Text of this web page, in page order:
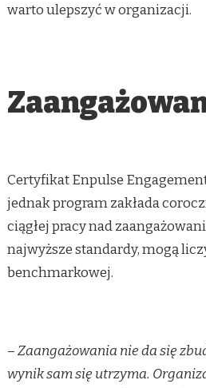
warto ulepszyć w organizacji.
Certyfikat Enpulse
jednak program zakłada
ciągłej pracy nad
najwyższe standardy, mogą
benchmarkowej.
–Zaangażowania nie da się
wynik sam się utrzyma.